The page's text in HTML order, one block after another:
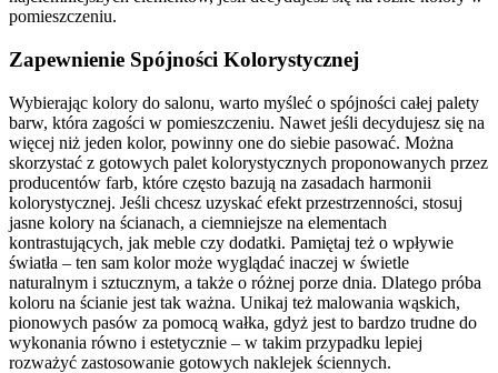
pomieszczeniu.
Zapewnienie Spójności Kolorystycznej
Wybierając kolory do salonu, warto myśleć o spójności całej palety
barw, która zagości w pomieszczeniu. Nawet jeśli decydujesz się na
więcej niż jeden kolor, powinny one do siebie pasować. Można
skorzystać z gotowych palet kolorystycznych proponowanych przez
producentów farb, które często bazują na zasadach harmonii
kolorystycznej. Jeśli chcesz uzyskać efekt przestrzenności, stosuj
jasne kolory na ścianach, a ciemniejsze na elementach
kontrastujących, jak meble czy dodatki. Pamiętaj też o wpływie
światła – ten sam kolor może wyglądać inaczej w świetle
naturalnym i sztucznym, a także o różnej porze dnia. Dlatego próba
koloru na ścianie jest tak ważna. Unikaj też malowania wąskich,
pionowych pasów za pomocą wałka, gdyż jest to bardzo trudne do
wykonania równo i estetycznie – w takim przypadku lepiej
rozważyć zastosowanie gotowych naklejek ściennych.